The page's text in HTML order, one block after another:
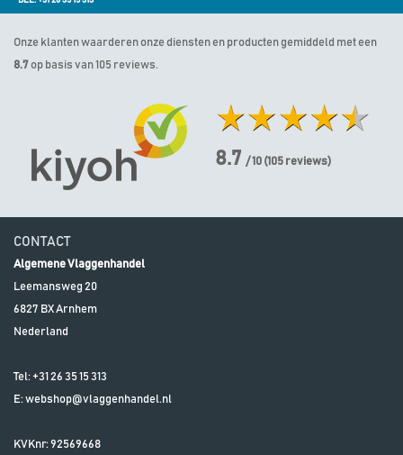
Onze klanten waarderen onze diensten en producten gemiddeld met een
8.7 op basis van 105 reviews.
8.7 / 10 (105 reviews)
CONTACT
Algemene Vlaggenhandel
Leemansweg 20
6827 BXArnhem
Nederland
Tel: +31 26 35 15 313
E:webshop@vlaggenhandel.nl
KVKnr: 92569668